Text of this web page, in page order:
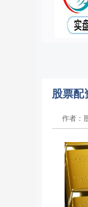
股票配
作者：